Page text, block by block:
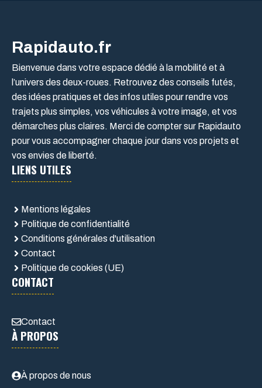
Rapidauto.fr
Bienvenue dans votre espace dédié à la mobilité et à
l’univers des deux-roues. Retrouvez des conseils futés,
des idées pratiques et des infos utiles pour rendre vos
trajets plus simples, vos véhicules à votre image, et vos
démarches plus claires. Merci de compter sur Rapidauto
pour vous accompagner chaque jour dans vos projets et
vos envies de liberté.
LIENS UTILES
Mentions légales
Politique de confidentialité
Conditions générales d'utilisation
Contact
Politique de cookies (UE)
CONTACT
Contact
À PROPOS
À propos de nous